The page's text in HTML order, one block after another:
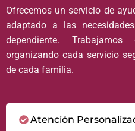
Ofrecemos un servicio de
adaptado a las
dependiente.
organizando cada servicio
de cada familia.
Atención